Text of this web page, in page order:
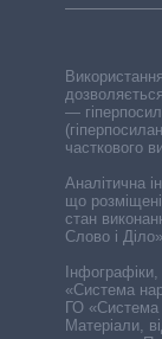
—
часткового
Аналітична
що
стан
Слово і
«Система
ГО «Система
Матеріали,